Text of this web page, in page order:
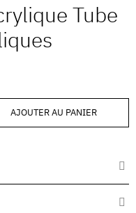
Tube
AJOUTER AU PANIER